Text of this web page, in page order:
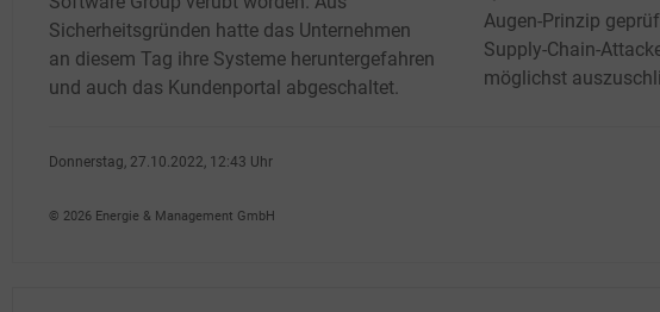
Sicherheitsgründen hatte das Unternehmen
an diesem Tag ihre Systeme heruntergefahren
und auch das Kundenportal abgeschaltet.
Augen-Prinzip
Supply-Chain-
möglichst
Donnerstag, 27.10.2022, 12:43 Uhr
© 2026 Energie & Management GmbH